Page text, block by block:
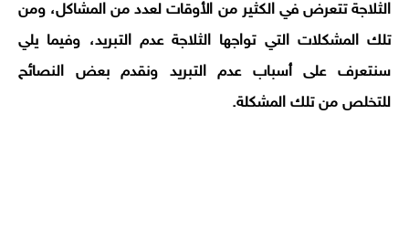
الثلاجة تتعرض في الكثير من الأوقات لعدد من المشاكل، ومن
تلك المشكلات التي تواجها الثلاجة عدم التبريد، وفيما يلي
سنتعرف على أسباب عدم التبريد ونقدم بعض النصائح
للتخلص من تلك المشكلة.